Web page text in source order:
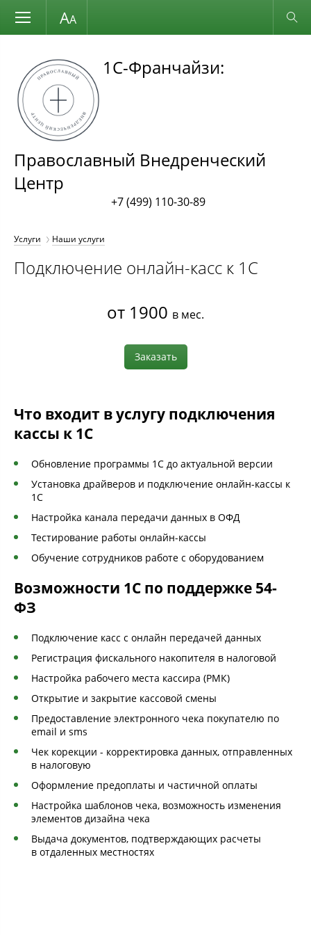
Размер шрифта Обычная версия
1С-Франчайзи:
Православный Внедренческий
Центр
+7 (499) 110-30-89
Услуги Наши услуги
Подключение онлайн-касс к 1С
от 1900 в мес.
Заказать
Что входит в услугу подключения
кассы к 1С
Обновление программы 1С до актуальной версии
Установка драйверов и подключение онлайн-кассы к
1С
Настройка канала передачи данных в ОФД
Тестирование работы онлайн-кассы
Обучение сотрудников работе с оборудованием
Возможности 1С по поддержке 54-
ФЗ
Подключение касс с онлайн передачей данных
Регистрация фискального накопителя в налоговой
Настройка рабочего места кассира (РМК)
Открытие и закрытие кассовой смены
Предоставление электронного чека покупателю по
email и sms
Чек корекции - корректировка данных, отправленных
в налоговую
Оформление предоплаты и частичной оплаты
Настройка шаблонов чека, возможность изменения
элементов дизайна чека
Выдача документов, подтверждающих расчеты
в отдаленных местностях